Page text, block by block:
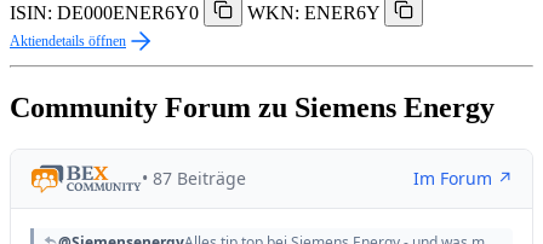
ISIN: DE000ENER6Y0
WKN: ENER6Y
Aktiendetails öffnen
Community Forum zu Siemens Energy